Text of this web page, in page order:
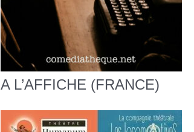
A L’AFFICHE (FRANCE)